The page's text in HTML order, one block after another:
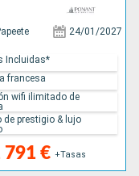
24/01/2027
791 € +Tasas
Incluidas*
francesa
wifi ilimitado de
de prestigio & lujo